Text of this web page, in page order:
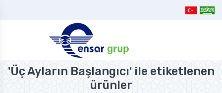
'Üç Ayların Başlangıcı' ile etiketlenen
ürünler